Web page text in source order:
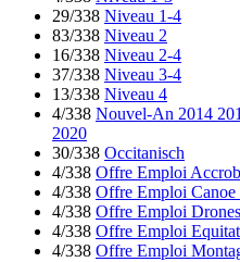
29/338 Niveau 1-4
83/338 Niveau 2
16/338 Niveau 2-4
37/338 Niveau 3-4
13/338 Niveau 4
4/338 Nouvel-An 2014
2020
30/338 Occitanisch
4/338 Offre Emploi
4/338 Offre Emploi
4/338 Offre Emploi Drones
4/338 Offre Emploi
4/338 Offre Emploi